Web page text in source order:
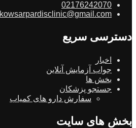
02176242070
kowsarpardisclinic@gmail.com
دسترسی سریع
اخبار
جواب آزمایش آنلاین
بخش ها
جستجو پزشکان
سفارش دارو های کمیاب
بخش های سایت